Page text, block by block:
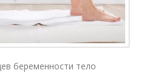
беременности тело